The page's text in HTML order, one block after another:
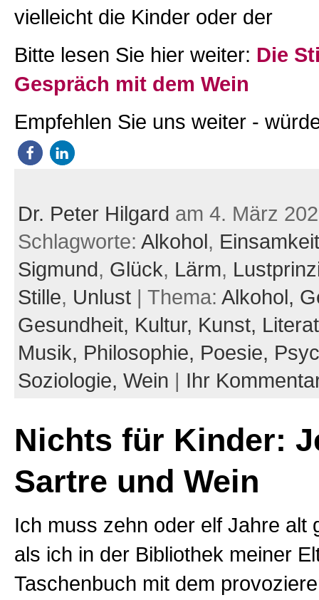
vielleicht die Kinder oder der
Bitte lesen Sie hier weiter: Die
Gespräch mit dem Wein
Empfehlen Sie uns weiter -
Dr. Peter Hilgard am 4. März
Schlagworte: Alkohol, Einsamkeit
Sigmund, Glück, Lärm,
Stille, Unlust| Thema: Alkohol,
Gesundheit, Kultur, Kunst,
Musik, Philosophie, Poesie,
Soziologie, Wein | Ihr
Nichts für Kinder:
Sartre und Wein
Ich muss zehn oder elf Jahre alt
als ich in der Bibliothek meiner
Taschenbuch mit dem